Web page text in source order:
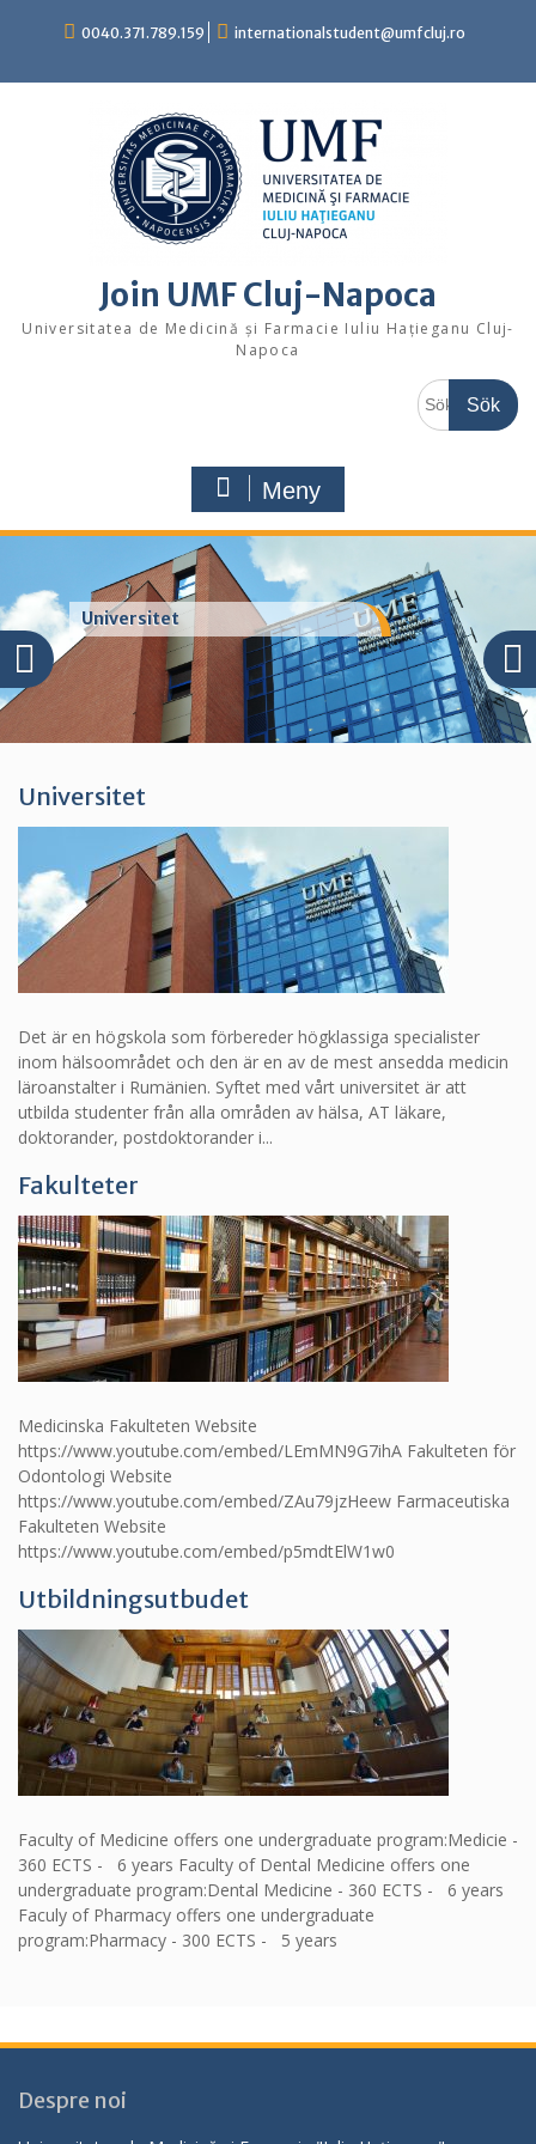
0040.371.789.159 internationalstudent@umfcluj.ro
Join UMF Cluj-Napoca
Universitatea de Medicină și Farmacie Iuliu Hațieganu Cluj-
Napoca
Sök
efter:
Meny
Universitet
Universitet
Det är en högskola som förbereder högklassiga specialister
inom hälsoområdet och den är en av de mest ansedda medicin
läroanstalter i Rumänien. Syftet med vårt universitet är att
utbilda studenter från alla områden av hälsa, AT läkare,
doktorander, postdoktorander i...
Fakulteter
Medicinska Fakulteten Website
https://www.youtube.com/embed/LEmMN9G7ihA Fakulteten för
Odontologi Website
https://www.youtube.com/embed/ZAu79jzHeew Farmaceutiska
Fakulteten Website
https://www.youtube.com/embed/p5mdtElW1w0
Utbildningsutbudet
Faculty of Medicine offers one undergraduate program:Medicie -
360 ECTS - 6 years Faculty of Dental Medicine offers one
undergraduate program:Dental Medicine - 360 ECTS - 6 years
Faculy of Pharmacy offers one undergraduate
program:Pharmacy - 300 ECTS - 5 years
Despre noi